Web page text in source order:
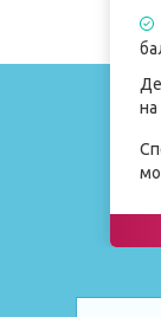
на